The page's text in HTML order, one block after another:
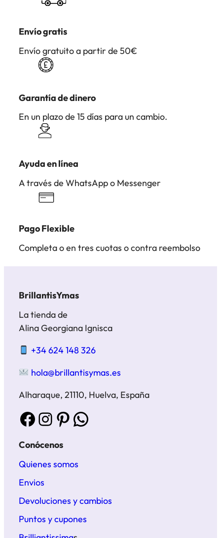
Envío gratis
Envío gratuito a partir de 50€
Garantía de dinero
En un plazo de 15 días para un cambio.
Ayuda en línea
A través de WhatsApp o Messenger
Pago Flexible
Completa o en tres cuotas o contra reembolso
BrillantisYmas
La tienda de
Alina Georgiana Ignisca
+34 624 148 326
hola@brillantisymas.es
Alharaque, 21110, Huelva, España
Facebook Instagram Pinterest WhatsApp
Conócenos
Quienes somos
Envios
Devoluciones y cambios
Puntos y cupones